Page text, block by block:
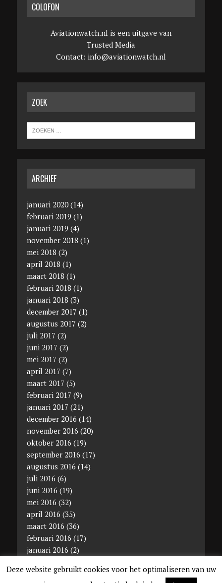
COLOFON
Aviationwatch.nl is een uitgave van
Trusted Media
Contact: info@aviationwatch.nl
ZOEK
ARCHIEF
januari 2020(14)
februari 2019 (1)
januari 2019 (4)
november 2018 (1)
mei 2018 (2)
april 2018 (1)
maart 2018 (1)
februari 2018 (1)
januari 2018 (3)
december 2017 (1)
augustus 2017 (2)
juli 2017 (2)
juni 2017 (2)
mei 2017 (2)
april 2017 (7)
maart 2017 (5)
februari 2017 (9)
januari 2017 (21)
december 2016 (14)
november 2016 (20)
oktober 2016 (19)
september 2016 (17)
augustus 2016 (14)
juli 2016 (6)
juni 2016 (19)
mei 2016 (32)
april 2016 (35)
maart 2016 (36)
februari 2016 (17)
januari 2016 (2)
Deze website gebruikt cookies voor het optimaliseren van uw